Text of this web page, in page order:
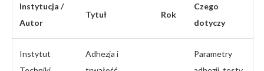
Instytucja /
Autor
Tytuł Rok
Czego
dotyczy
Instytut
Adhezja i
Parametry